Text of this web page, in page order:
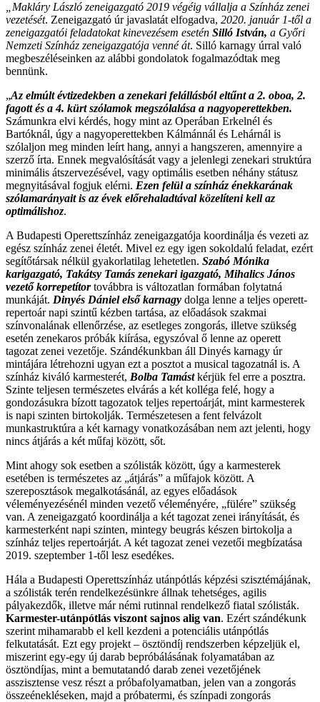
„Makláry László zeneigazgató 2019 végéig vállalja a Színház zenei
vezetését. Zeneigazgató úr javaslatát elfogadva, 2020. január 1-től a
zeneigazgatói feladatokat kinevezésem esetén Silló István, a Győri
Nemzeti Színház zeneigazgatója venné át. Silló karnagy úrral való
megbeszéléseinken az alábbi gondolatok fogalmazódtak meg
bennünk.
„Az elmúlt évtizedekben a zenekari felállásból eltűnt a 2. oboa, 2.
fagott és a 4. kürt szólamok megszólalása a nagyoperettekben.
Számunkra elvi kérdés, hogy mint az Operában Erkelnél és
Bartóknál, úgy a nagyoperettekben Kálmánnál és Lehárnál is
szólaljon meg minden leírt hang, annyi a hangszeren, amennyire a
szerző írta. Ennek megvalósítását vagy a jelenlegi zenekari struktúra
minimális átszervezésével, vagy optimális esetben néhány státusz
megnyitásával fogjuk elérni. Ezen felül a színház énekkarának
szólamarányait is az évek előrehaladtával közelíteni kell az
optimálishoz.
A Budapesti Operettszínház zeneigazgatója koordinálja és vezeti az
egész színház zenei életét. Mivel ez egy igen sokoldalú feladat, ezért
segítőtársak nélkül gyakorlatilag lehetetlen. Szabó Mónika
karigazgató, Takátsy Tamás zenekari igazgató, Mihalics János
vezető korrepetítortovábbra is változatlan formában folytatná
munkáját. Dinyés Dániel első karnagy dolga lenne a teljes operett-
repertoár napi szintű kézben tartása, az előadások szakmai
színvonalának ellenőrzése, az esetleges zongorás, illetve szükség
esetén zenekaros próbák kiírása, egyszóval ő lenne az operett
tagozat zenei vezetője. Szándékunkban áll Dinyés karnagy úr
mintájára létrehozni ugyan ezt a posztot a musical tagozatnál is. A
színház kiváló karmesterét, Bolba Tamástkérjük fel erre a posztra.
Szinte teljesen természetes elvárás a két kolléga felé, hogy a
gondozásukra bízott tagozatok teljes repertoárját, mint karmesterek
is napi szinten birtokolják. Természetesen a fent felvázolt
munkastruktúra a két karnagy vonatkozásában nem azt jelenti, hogy
nincs átjárás a két műfaj között, sőt.
Mint ahogy sok esetben a szólisták között, úgy a karmesterek
esetében is természetes az „átjárás” a műfajok között. A
szereposztások megalkotásánál, az egyes előadások
véleményezésénél minden vezető véleményére, „fülére” szükség
van. A zeneigazgató koordinálja a két tagozat zenei irányítását, és
karmesterként napi szinten, mintegy beugrás készen birtokolja a
színház teljes repertoárját. A két tagozat zenei vezetői megbízatása
2019. szeptember 1-től lesz esedékes.
Hála a Budapesti Operettszínház utánpótlás képzési szisztémájának,
a szólisták terén rendelkezésünkre állnak tehetséges, agilis
pályakezdők, illetve már némi rutinnal rendelkező fiatal szólisták.
Karmester-utánpótlás viszont sajnos alig van. Ezért szándékunk
szerint mihamarabb el kell kezdeni a potenciális utánpótlás
felkutatását. Ezt egy projekt – ösztöndíj rendszerben képzeljük el,
miszerint egy-egy új darab bepróbálásának folyamatában az
ösztöndíjas, mint a bemutatandó darab zenei vezetőjének
asszisztense vesz részt a próbafolyamatban, jelen van a zongorás
összeénekléseken, majd a próbatermi, és színpadi zongorás